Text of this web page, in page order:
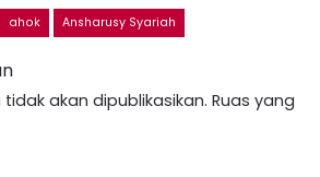
ahok Ansharusy Syariah
akan dipublikasikan. Ruas yang